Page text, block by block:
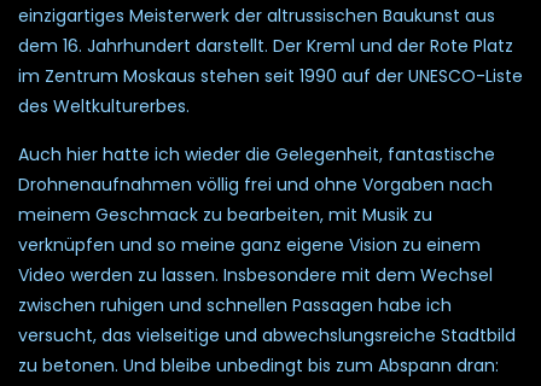
einzigartiges Meisterwerk der altrussischen Baukunst aus
dem 16. Jahrhundert darstellt. Der Kreml und der Rote Platz
im Zentrum Moskaus stehen seit 1990 auf der UNESCO-Liste
des Weltkulturerbes.
Auch hier hatte ich wieder die Gelegenheit, fantastische
Drohnenaufnahmen völlig frei und ohne Vorgaben nach
meinem Geschmack zu bearbeiten, mit Musik zu
verknüpfen und so meine ganz eigene Vision zu einem
Video werden zu lassen. Insbesondere mit dem Wechsel
zwischen ruhigen und schnellen Passagen habe ich
versucht, das vielseitige und abwechslungsreiche Stadtbild
zu betonen. Und bleibe unbedingt bis zum Abspann dran: